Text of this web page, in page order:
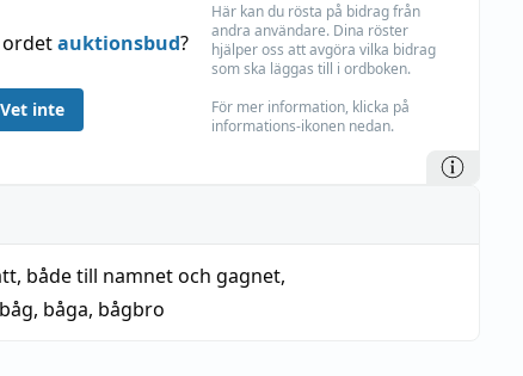
auktionsbud?
Vet inte
Här kan du rösta på bidrag från
andra användare. Dina röster
hjälper oss att avgöra vilka bidrag
som ska läggas till i ordboken.
För mer information, klicka på
informations-ikonen nedan.
, både till namnet och gagnet,
båg, båga, bågbro